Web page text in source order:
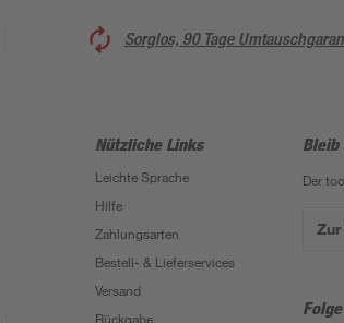
Sorglos, 90 Tage
Nützliche Links
Leichte Sprache
Hilfe
Zahlungsarten
Bestell- & Lieferservices
Versand
Rückgabe
Bleib
Der